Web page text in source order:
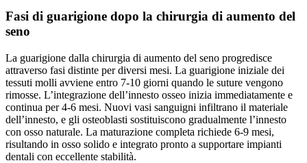
Fasi di guarigione dopo la chirurgia di aumento del
seno
La guarigione dalla chirurgia di aumento del seno progredisce
attraverso fasi distinte per diversi mesi. La guarigione iniziale dei
tessuti molli avviene entro 7-10 giorni quando le suture vengono
rimosse. L’integrazione dell’innesto osseo inizia immediatamente e
continua per 4-6 mesi. Nuovi vasi sanguigni infiltrano il materiale
dell’innesto, e gli osteoblasti sostituiscono gradualmente l’innesto
con osso naturale. La maturazione completa richiede 6-9 mesi,
risultando in osso solido e integrato pronto a supportare impianti
dentali con eccellente stabilità.